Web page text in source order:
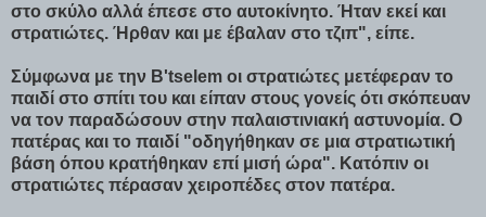
στο σκύλο αλλά έπεσε στο αυτοκίνητο. Ήταν εκεί και
στρατιώτες. Ήρθαν και με έβαλαν στο τζιπ", είπε.
Σύμφωνα με την B'tselem οι στρατιώτες μετέφεραν το
παιδί στο σπίτι του και είπαν στους γονείς ότι σκόπευαν
να τον παραδώσουν στην παλαιστινιακή αστυνομία. Ο
πατέρας και το παιδί "οδηγήθηκαν σε μια στρατιωτική
βάση όπου κρατήθηκαν επί μισή ώρα". Κατόπιν οι
στρατιώτες πέρασαν χειροπέδες στον πατέρα.